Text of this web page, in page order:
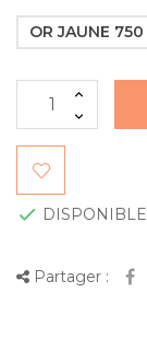
OR JAUNE 750
 DISPONIBLE
Partager :